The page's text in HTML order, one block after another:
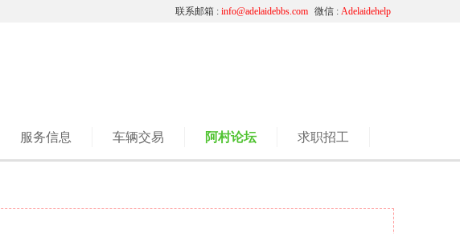
微信 : Adelaidehelp
联系邮箱 : info@adelaidebbs.com
服务信息 车辆交易 阿村论坛 求职招工